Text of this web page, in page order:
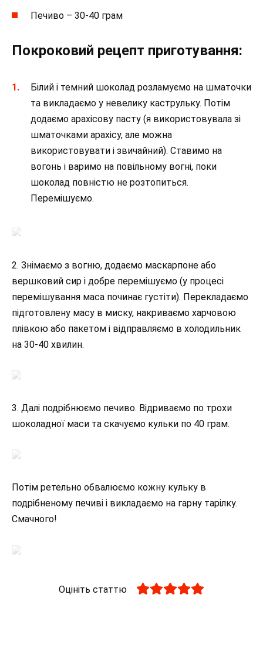
Печиво – 30-40 грам
Покроковий рецепт приготування:
Білий і темний шоколад розламуємо на шматочки
та викладаємо у невелику каструльку. Потім
додаємо арахісову пасту (я використовувала зі
шматочками арахісу, але можна
використовувати і звичайний). Ставимо на
вогонь і варимо на повільному вогні, поки
шоколад повністю не розтопиться.
Перемішуємо.
2. Знімаємо з вогню, додаємо маскарпоне або
вершковий сир і добре перемішуємо (у процесі
перемішування маса починає густіти). Перекладаємо
підготовлену масу в миску, накриваємо харчовою
плівкою або пакетом і відправляємо в холодильник
на 30-40 хвилин.
3. Далі подрібнюємо печиво. Відриваємо по трохи
шоколадної маси та скачуємо кульки по 40 грам.
Потім ретельно обвалюємо кожну кульку в
подрібненому печиві і викладаємо на гарну тарілку.
Смачного!
Оцініть статтю